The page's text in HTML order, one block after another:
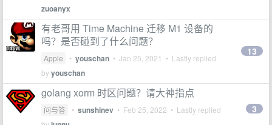
zuoanyx
有老哥用 Time Machine 迁移 M1 设备的
吗？是否碰到了什么问题？
Apple • youschan • Jan 25, 2021 • Lastly replied
byyouschan
13
golang xorm 时区问题？请大神指点
问与答 • sunshinev • Feb 25, 2022 • Lastly replied
3